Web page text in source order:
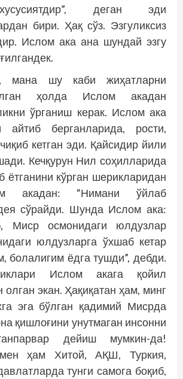
деган эди
бири. Ҳақ сўз. Эзгуликсиз
Ислом ака ана шундай эзгу
мана шу каби жиҳатларни
ҳолда Ислом акадан
ўрганиш керак. Ислом ака
айтиб берганларида, рости,
кетган эди. Қайсидир йили
Кечқурун Нил соҳилларида
ётганини кўрган шерикларидан
акадан: “Нимани ўйлаб
дея сўрайди. Шунда Ислом ака:
Миср осмонидаги юлдузлар
юлдузларга ўхшаб кетар
болалигим ёдга тушди”, дебди.
Ислом акага қойил
олган экан. Ҳақиқатан ҳам, минг
эга бўлган қадимий Мисрда
қишлоғини унутмаган инсонни
дейиш мумкин-да!
мен ҳам Хитой, АҚШ, Туркия,
тунги самога боқиб,